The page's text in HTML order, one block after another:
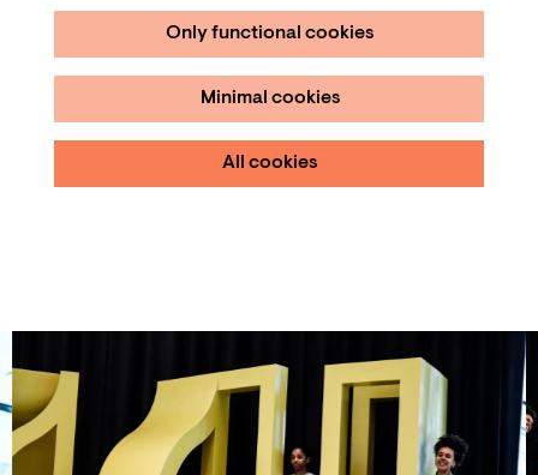
Only functional cookies
Minimal cookies
All cookies